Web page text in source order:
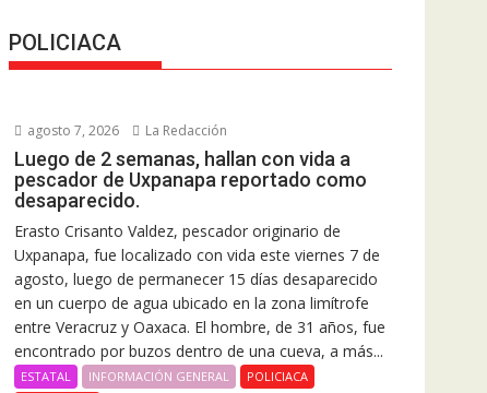
POLICIACA
agosto 7, 2026 La Redacción
Luego de 2 semanas, hallan con vida a
pescador de Uxpanapa reportado como
desaparecido.
Erasto Crisanto Valdez, pescador originario de
Uxpanapa, fue localizado con vida este viernes 7 de
agosto, luego de permanecer 15 días desaparecido
en un cuerpo de agua ubicado en la zona limítrofe
entre Veracruz y Oaxaca. El hombre, de 31 años, fue
encontrado por buzos dentro de una cueva, a más...
ESTATAL INFORMACIÓN GENERAL
POLICIACA